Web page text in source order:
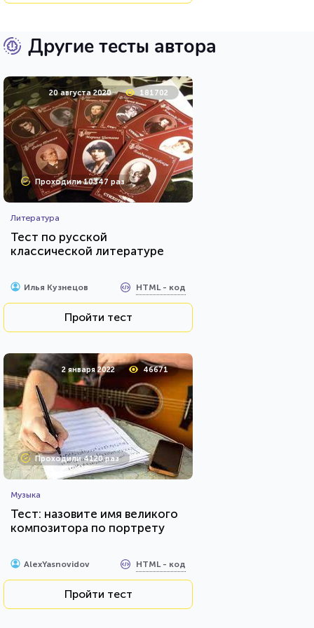
Другие тесты автора
20 августа 2020 181702
Проходили 10347 раз
Литература
Тест по русской
классической литературе
Илья Кузнецов HTML - код
Пройти тест
2 января 2022 46671
Проходили 4120 раз
Музыка
Тест: назовите имя великого
композитора по портрету
AlexYasnovidov HTML - код
Пройти тест